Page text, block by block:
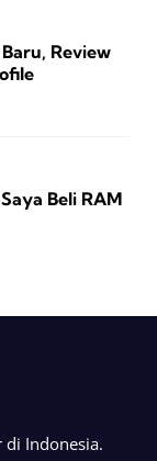
Review
Beli RAM
di Indonesia.